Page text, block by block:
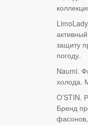
защиту
погоду.
Naumi.
холода.
O’STIN.
Бренд